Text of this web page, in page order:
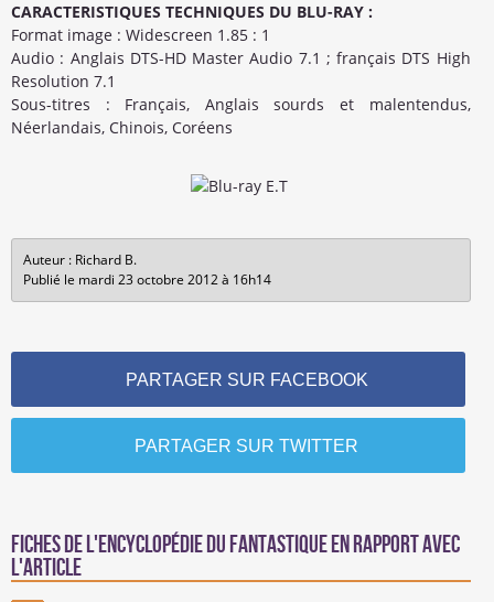
CARACTERISTIQUES TECHNIQUES DU BLU-RAY :
Format image : Widescreen 1.85 : 1
Audio : Anglais DTS-HD Master Audio 7.1 ; français DTS High
Resolution 7.1
Sous-titres : Français, Anglais sourds et malentendus,
Néerlandais, Chinois, Coréens
Auteur : Richard B.
Publié le mardi 23 octobre 2012 à 16h14
PARTAGER SUR FACEBOOK
PARTAGER SUR TWITTER
Fiches de l'encyclopédie du fantastique en rapport avec
l'article